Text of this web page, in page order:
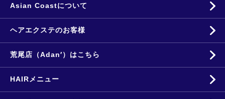
Asian Coastについて
ヘアエクステのお客様
荒尾店（Adan′）はこちら
HAIRメニュー